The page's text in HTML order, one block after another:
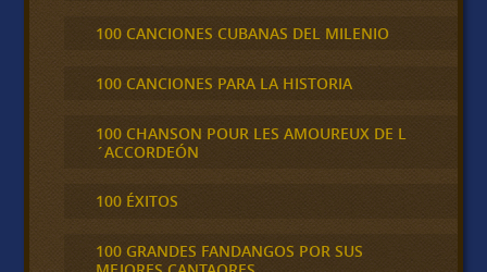
100 CANCIONES CUBANAS DEL MILENIO
100 CANCIONES PARA LA HISTORIA
100 CHANSON POUR LES AMOUREUX DE L
´ACCORDEÓN
100 ÉXITOS
100 GRANDES FANDANGOS POR SUS